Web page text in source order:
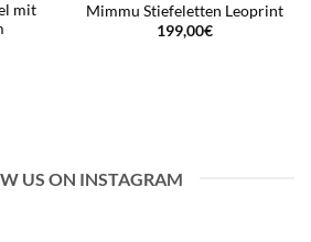
mit
Mimmu Stiefeletten Leoprint
199,00€
US ON INSTAGRAM